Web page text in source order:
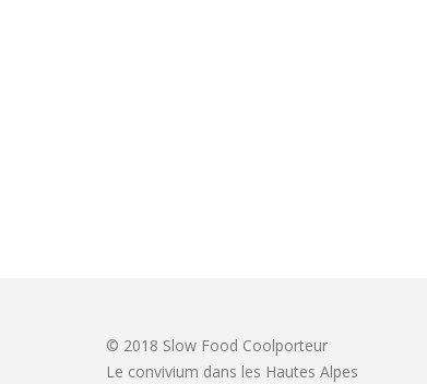
© 2018 Slow Food Coolporteur
Le convivium dans les Hautes Alpes